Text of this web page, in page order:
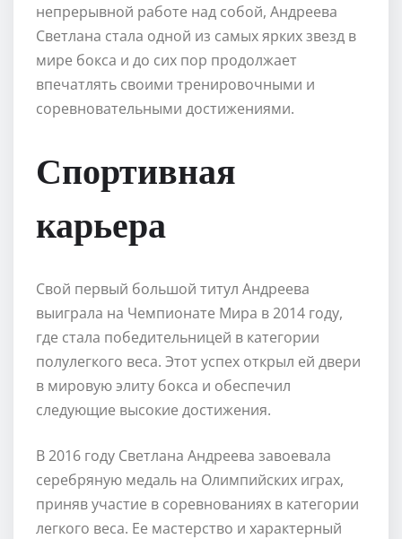
непрерывной работе над собой, Андреева
Светлана стала одной из самых ярких звезд в
мире бокса и до сих пор продолжает
впечатлять своими тренировочными и
соревновательными достижениями.
Спортивная
карьера
Свой первый большой титул Андреева
выиграла на Чемпионате Мира в 2014 году,
где стала победительницей в категории
полулегкого веса. Этот успех открыл ей двери
в мировую элиту бокса и обеспечил
следующие высокие достижения.
В 2016 году Светлана Андреева завоевала
серебряную медаль на Олимпийских играх,
приняв участие в соревнованиях в категории
легкого веса. Ее мастерство и характерный